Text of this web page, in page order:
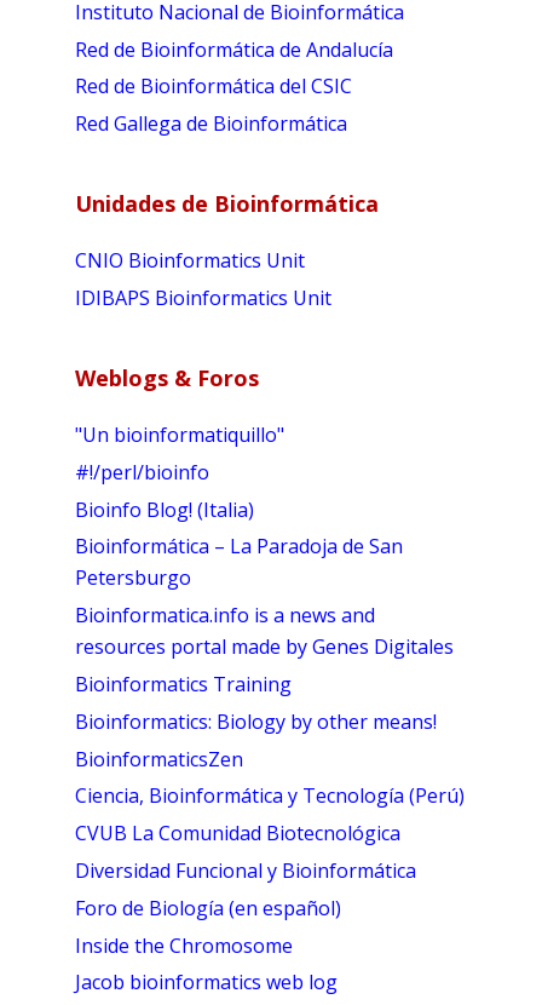
Instituto Nacional de Bioinformática
Red de Bioinformática de Andalucía
Red de Bioinformática del CSIC
Red Gallega de Bioinformática
Unidades de Bioinformática
CNIO Bioinformatics Unit
IDIBAPS Bioinformatics Unit
Weblogs & Foros
"Un bioinformatiquillo"
#!/perl/bioinfo
Bioinfo Blog! (Italia)
Bioinformática – La Paradoja de San
Petersburgo
Bioinformatica.info is a news and
resources portal made by Genes Digitales
Bioinformatics Training
Bioinformatics: Biology by other means!
BioinformaticsZen
Ciencia, Bioinformática y Tecnología (Perú)
CVUB La Comunidad Biotecnológica
Diversidad Funcional y Bioinformática
Foro de Biología (en español)
Inside the Chromosome
Jacob bioinformatics web log